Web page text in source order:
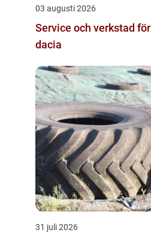
03 augusti 2026
Service och verkstad för
dacia
31 juli 2026